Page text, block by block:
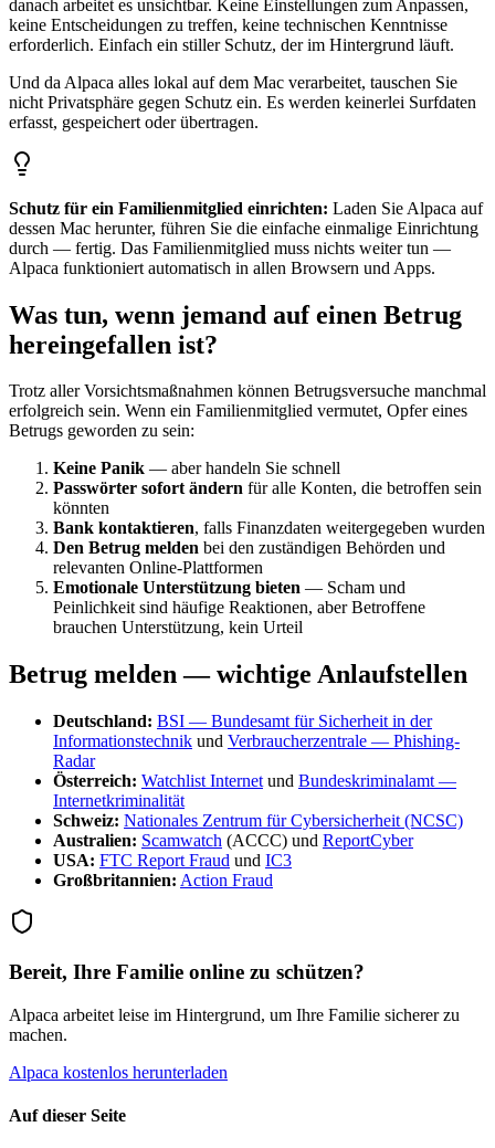
danach arbeitet es unsichtbar. Keine Einstellungen zum Anpassen,
keine Entscheidungen zu treffen, keine technischen Kenntnisse
erforderlich. Einfach ein stiller Schutz, der im Hintergrund läuft.
Und da Alpaca alles lokal auf dem Mac verarbeitet, tauschen Sie
nicht Privatsphäre gegen Schutz ein. Es werden keinerlei Surfdaten
erfasst, gespeichert oder übertragen.
Schutz für ein Familienmitglied einrichten: Laden Sie Alpaca auf
dessen Mac herunter, führen Sie die einfache einmalige Einrichtung
durch — fertig. Das Familienmitglied muss nichts weiter tun —
Alpaca funktioniert automatisch in allen Browsern und Apps.
Was tun, wenn jemand auf einen Betrug
hereingefallen ist?
Trotz aller Vorsichtsmaßnahmen können Betrugsversuche manchmal
erfolgreich sein. Wenn ein Familienmitglied vermutet, Opfer eines
Betrugs geworden zu sein:
Keine Panik — aber handeln Sie schnell
Passwörter sofort ändern für alle Konten, die betroffen sein
könnten
Bank kontaktieren, falls Finanzdaten weitergegeben wurden
Den Betrug melden bei den zuständigen Behörden und
relevanten Online-Plattformen
Emotionale Unterstützung bieten — Scham und
Peinlichkeit sind häufige Reaktionen, aber Betroffene
brauchen Unterstützung, kein Urteil
Betrug melden — wichtige Anlaufstellen
Deutschland: BSI — Bundesamt für Sicherheit in der
Informationstechnik und Verbraucherzentrale — Phishing-
Radar
Österreich: Watchlist Internet und Bundeskriminalamt —
Internetkriminalität
Schweiz: Nationales Zentrum für Cybersicherheit (NCSC)
Australien: Scamwatch (ACCC) und ReportCyber
USA: FTC Report Fraud und IC3
Großbritannien: Action Fraud
Bereit, Ihre Familie online zu schützen?
Alpaca arbeitet leise im Hintergrund, um Ihre Familie sicherer zu
machen.
Alpaca kostenlos herunterladen
Auf dieser Seite